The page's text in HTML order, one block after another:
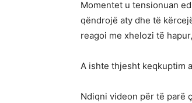
Momentet u tensionuan
qëndrojë aty dhe të
reagoi me xhelozi të
A ishte thjesht keqkuptim
Ndiqni videon për të parë